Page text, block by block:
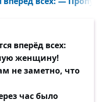
вперёд всех:
женщину!
не заметно, что
час было